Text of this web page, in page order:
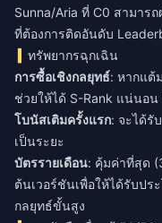
Sunna/Aria ที่ C0 สามาร
ที่ต้องการติดอันดับ
ทรัพยากรฉุกเฉิน
การซื้อเชิงกลยุทธ์: หากแต้
ช่วยให้ได้ S-Rank แน่นอ
โบนัสเติมครั้งแรก: จะได้รั
เป็นระยะ
บัตรรายเดือน: คุ้มค่าที่สุด
ต้นเวอร์ชันเพื่อให้ได้รับป
กลยุทธ์ขั้นสูง